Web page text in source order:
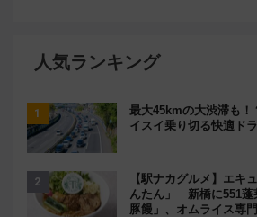
人気ランキング
最大45kmの大渋滞も！
イスイ乗り切る快適ド
【駅ナカグルメ】エキ
んたん」 新橋に551蓬
豚饅」、オムライス専